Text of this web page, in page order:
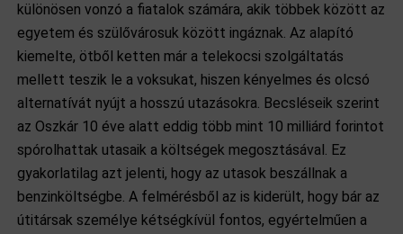
különösen vonzó a fiatalok számára, akik többek között az
egyetem és szülővárosuk között ingáznak. Az alapító
kiemelte, ötből ketten már a telekocsi szolgáltatás
mellett teszik le a voksukat, hiszen kényelmes és olcsó
alternatívát nyújt a hosszú utazásokra. Becsléseik szerint
az Oszkár 10 éve alatt eddig több mint 10 milliárd forintot
spórolhattak utasaik a költségek megosztásával. Ez
gyakorlatilag azt jelenti, hogy az utasok beszállnak a
benzinköltségbe. A felmérésből az is kiderült, hogy bár az
útitársak személye kétségkívül fontos, egyértelműen a